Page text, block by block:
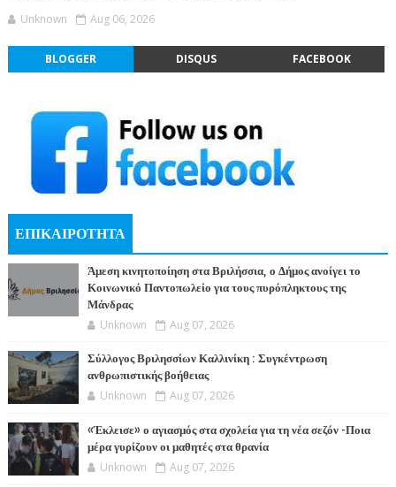
Unknown Aug 06, 2026
BLOGGER DISQUS FACEBOOK
ΕΠΙΚΑΙΡΟΤΗΤΑ
Άμεση κινητοποίηση στα Βριλήσσια, ο Δήμος ανοίγει το
Κοινωνικό Παντοπωλείο για τους πυρόπληκτους της
Μάνδρας
Unknown Aug 07, 2026
Σύλλογος Βριλησσίων Καλλινίκη : Συγκέντρωση
ανθρωπιστικής βοήθειας
Unknown Aug 07, 2026
«Έκλεισε» ο αγιασμός στα σχολεία για τη νέα σεζόν -Ποια
μέρα γυρίζουν οι μαθητές στα θρανία
Unknown Aug 07, 2026